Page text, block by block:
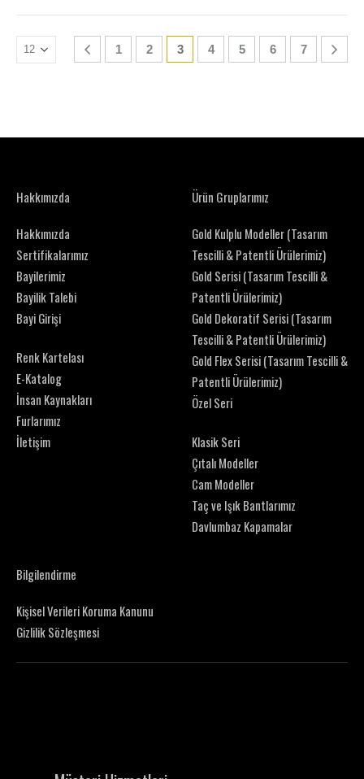
1 2 3 4 5 6 7
Hakkımızda
Hakkımızda
Sertifikalarımız
Bayilerimiz
Bayilik Talebi
Bayi Girişi
Renk Kartelası
E-Katalog
İnsan Kaynakları
Furlarımız
İletişim
Ürün Gruplarımız
Gold Kulplu Modeller (Tasarım
Tescilli & Patentli Ürülerimiz)
Gold Serisi (Tasarım Tescilli &
Patentli Ürülerimiz)
Gold Dekoratif Serisi (Tasarım
Tescilli & Patentli Ürülerimiz)
Gold Flex Serisi (Tasarım Tescilli &
Patentli Ürülerimiz)
Özel Seri
Klasik Seri
Çıtalı Modeller
Cam Modeller
Taç ve Işık Bantlarımız
Davlumbaz Kapamalar
Bilgilendirme
Kişisel Verileri Koruma Kanunu
Gizlilik Sözleşmesi